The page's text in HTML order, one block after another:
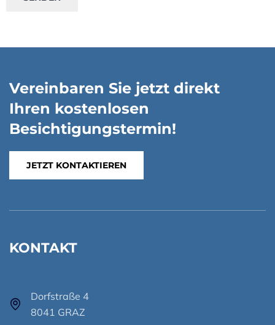
Vereinbaren Sie jetzt direkt
Ihren kostenlosen
Besichtigungstermin!
JETZT KONTAKTIEREN
KONTAKT
Dorfstraße 4
8041 GRAZ